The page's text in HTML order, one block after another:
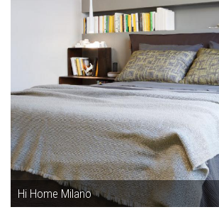
Hi Home Milano